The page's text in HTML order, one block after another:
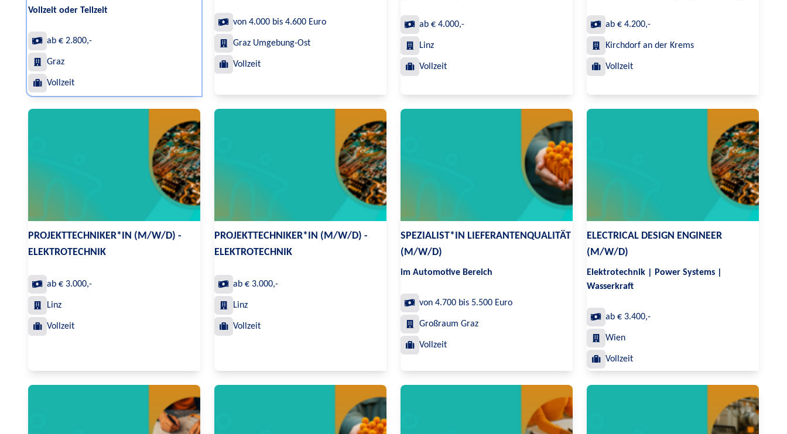
Vollzeit oder Teilzeit
ab € 2.800,-
Graz
Vollzeit
von 4.000 bis 4.600 Euro
Graz Umgebung-Ost
Vollzeit
ab € 4.000,-
Linz
Vollzeit
ab € 4.200,-
Kirchdorf an der Krems
Vollzeit
PROJEKTTECHNIKER*IN (M/W/D) -
ELEKTROTECHNIK
ab € 3.000,-
Linz
Vollzeit
PROJEKTTECHNIKER*IN (M/W/D) -
ELEKTROTECHNIK
ab € 3.000,-
Linz
Vollzeit
SPEZIALIST*IN LIEFERANTENQUALITÄT
(M/W/D)
im Automotive Bereich
von 4.700 bis 5.500 Euro
Großraum Graz
Vollzeit
ELECTRICAL DESIGN ENGINEER
(M/W/D)
Elektrotechnik | Power Systems |
Wasserkraft
ab € 3.400,-
Wien
Vollzeit